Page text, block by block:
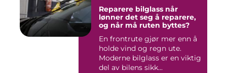
Reparere bilglass når
lønner det seg å reparere,
og når må ruten byttes?
En frontrute gjør mer enn å
holde vind og regn ute.
Moderne bilglass er en viktig
del av bilens sikk...